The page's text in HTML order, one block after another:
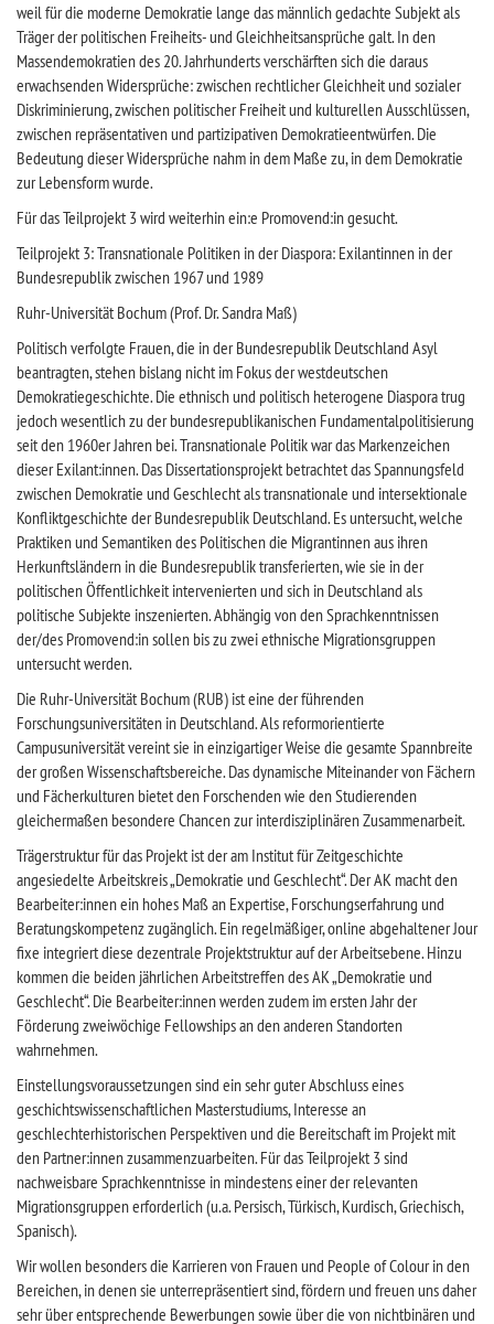
weil für die moderne Demokratie lange das männlich gedachte Subjekt als
Träger der politischen Freiheits- und Gleichheitsansprüche galt. In den
Massendemokratien des 20. Jahrhunderts verschärften sich die daraus
erwachsenden Widersprüche: zwischen rechtlicher Gleichheit und sozialer
Diskriminierung, zwischen politischer Freiheit und kulturellen Ausschlüssen,
zwischen repräsentativen und partizipativen Demokratieentwürfen. Die
Bedeutung dieser Widersprüche nahm in dem Maße zu, in dem Demokratie
zur Lebensform wurde.
Für das Teilprojekt 3 wird weiterhin ein:e Promovend:in gesucht.
Teilprojekt 3: Transnationale Politiken in der Diaspora: Exilantinnen in der
Bundesrepublik zwischen 1967 und 1989
Ruhr-Universität Bochum (Prof. Dr. Sandra Maß)
Politisch verfolgte Frauen, die in der Bundesrepublik Deutschland Asyl
beantragten, stehen bislang nicht im Fokus der westdeutschen
Demokratiegeschichte. Die ethnisch und politisch heterogene Diaspora trug
jedoch wesentlich zu der bundesrepublikanischen Fundamentalpolitisierung
seit den 1960er Jahren bei. Transnationale Politik war das Markenzeichen
dieser Exilant:innen. Das Dissertationsprojekt betrachtet das Spannungsfeld
zwischen Demokratie und Geschlecht als transnationale und intersektionale
Konfliktgeschichte der Bundesrepublik Deutschland. Es untersucht, welche
Praktiken und Semantiken des Politischen die Migrantinnen aus ihren
Herkunftsländern in die Bundesrepublik transferierten, wie sie in der
politischen Öffentlichkeit intervenierten und sich in Deutschland als
politische Subjekte inszenierten. Abhängig von den Sprachkenntnissen
der/des Promovend:in sollen bis zu zwei ethnische Migrationsgruppen
untersucht werden.
Die Ruhr-Universität Bochum (RUB) ist eine der führenden
Forschungsuniversitäten in Deutschland. Als reformorientierte
Campusuniversität vereint sie in einzigartiger Weise die gesamte Spannbreite
der großen Wissenschaftsbereiche. Das dynamische Miteinander von Fächern
und Fächerkulturen bietet den Forschenden wie den Studierenden
gleichermaßen besondere Chancen zur interdisziplinären Zusammenarbeit.
Trägerstruktur für das Projekt ist der am Institut für Zeitgeschichte
angesiedelte Arbeitskreis „Demokratie und Geschlecht“. Der AK macht den
Bearbeiter:innen ein hohes Maß an Expertise, Forschungserfahrung und
Beratungskompetenz zugänglich. Ein regelmäßiger, online abgehaltener Jour
fixe integriert diese dezentrale Projektstruktur auf der Arbeitsebene. Hinzu
kommen die beiden jährlichen Arbeitstreffen des AK „Demokratie und
Geschlecht“. Die Bearbeiter:innen werden zudem im ersten Jahr der
Förderung zweiwöchige Fellowships an den anderen Standorten
wahrnehmen.
Einstellungsvoraussetzungen sind ein sehr guter Abschluss eines
geschichtswissenschaftlichen Masterstudiums, Interesse an
geschlechterhistorischen Perspektiven und die Bereitschaft im Projekt mit
den Partner:innen zusammenzuarbeiten. Für das Teilprojekt 3 sind
nachweisbare Sprachkenntnisse in mindestens einer der relevanten
Migrationsgruppen erforderlich (u.a. Persisch, Türkisch, Kurdisch, Griechisch,
Spanisch).
Wir wollen besonders die Karrieren von Frauen und People of Colour in den
Bereichen, in denen sie unterrepräsentiert sind, fördern und freuen uns daher
sehr über entsprechende Bewerbungen sowie über die von nichtbinären und